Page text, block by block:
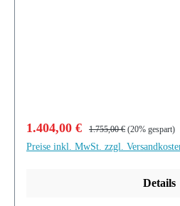
Verkaufspreis:
1.404,00 € Regulärer Preis:
1.755,00 € (20% gespart)
Preise inkl. MwSt. zzgl.
Details